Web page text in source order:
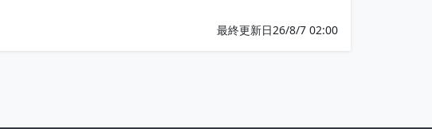
最終更新日26/8/7 02:00